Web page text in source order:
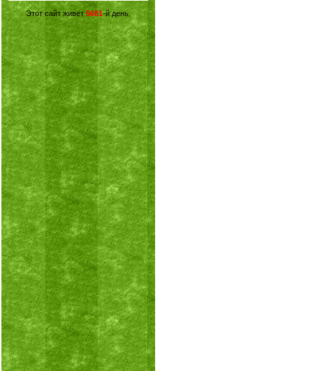
Этот сайт живет5681-й день.